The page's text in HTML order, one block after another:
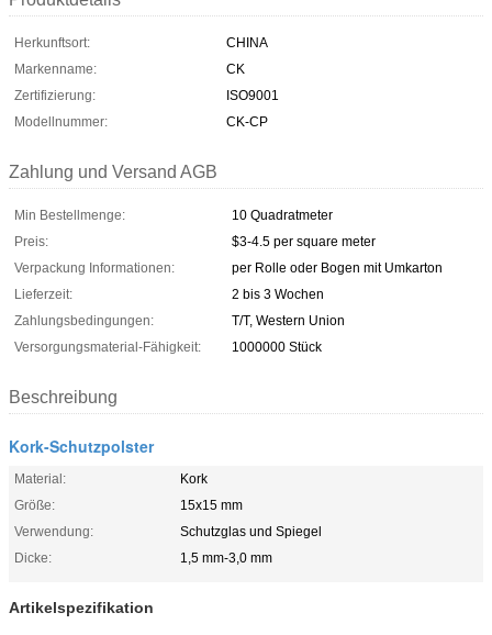
Herkunftsort:
CHINA
Markenname:
CK
Zertifizierung:
ISO9001
Modellnummer:
CK-CP
Zahlung und Versand AGB
Min Bestellmenge:
10 Quadratmeter
Preis:
$3-4.5 per square meter
Verpackung Informationen:
per Rolle oder Bogen mit Umkarton
Lieferzeit:
2 bis 3 Wochen
Zahlungsbedingungen:
T/T, Western Union
Versorgungsmaterial-Fähigkeit:
1000000 Stück
Beschreibung
Kork-Schutzpolster
Material:
Kork
Größe:
15x15 mm
Verwendung:
Schutzglas und Spiegel
Dicke:
1,5 mm-3,0 mm
Artikelspezifikation